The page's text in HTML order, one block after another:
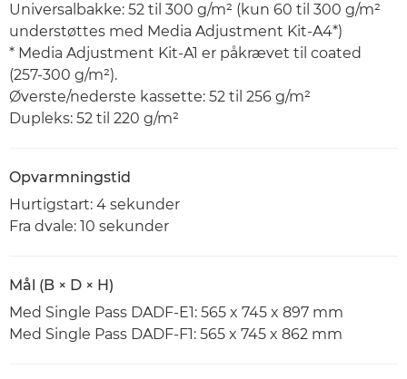
Universalbakke: 52 til 300 g/m² (kun 60 til 300 g/m²
understøttes med Media Adjustment Kit-A4*)
* Media Adjustment Kit-A1 er påkrævet til coated
(257-300 g/m²).
Øverste/nederste kassette: 52 til 256 g/m²
Dupleks: 52 til 220 g/m²
Opvarmningstid
Hurtigstart: 4 sekunder
Fra dvale: 10 sekunder
Mål (B × D × H)
Med Single Pass DADF-E1: 565 x 745 x 897 mm
Med Single Pass DADF-F1: 565 x 745 x 862 mm